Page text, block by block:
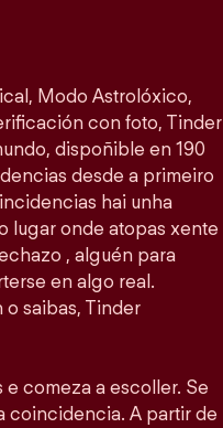
Modo Astrolóxico,
con foto, Tinder
dispoñible en 190
desde a primeiro
hai unha
lugar onde atopas xente
, alguén para
en algo real.
o saibas, Tinder
comeza a escoller. Se
coincidencia. A partir de